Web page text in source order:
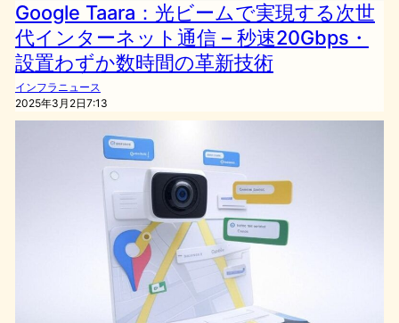
Google Taara：光ビームで実現する次世
代インターネット通信 – 秒速20Gbps・
設置わずか数時間の革新技術
インフラニュース
2025年3月2日7:13